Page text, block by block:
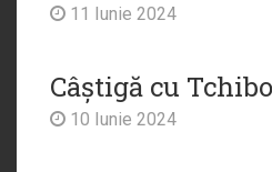
11 Iunie 2024
Câștigă cu
10 Iunie 2024